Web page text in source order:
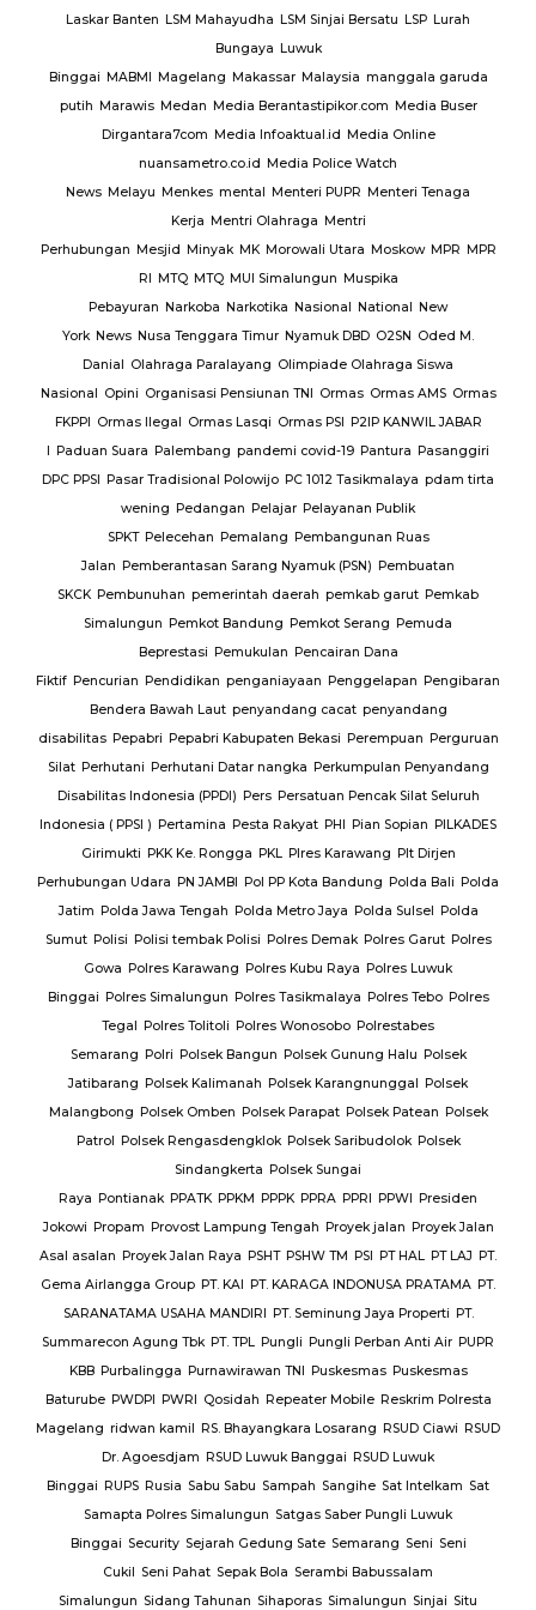
Laskar Banten LSM Mahayudha LSM Sinjai Bersatu LSP Lurah
Bungaya Luwuk
Binggai MABMI Magelang Makassar Malaysia manggala garuda
putih Marawis Medan Media Berantastipikor.com Media Buser
Dirgantara7com Media Infoaktual.id Media Online
nuansametro.co.id Media Police Watch
News Melayu Menkes mental Menteri PUPR Menteri Tenaga
Kerja Mentri Olahraga Mentri
Perhubungan Mesjid Minyak MK Morowali Utara Moskow MPR MPR
RI MTQ MTQ MUI Simalungun Muspika
Pebayuran Narkoba Narkotika Nasional National New
York News Nusa Tenggara Timur Nyamuk DBD O2SN Oded M.
Danial Olahraga Paralayang Olimpiade Olahraga Siswa
Nasional Opini Organisasi Pensiunan TNI Ormas Ormas AMS Ormas
FKPPI Ormas Ilegal Ormas Lasqi Ormas PSI P2IP KANWIL JABAR
I Paduan Suara Palembang pandemi covid-19 Pantura Pasanggiri
DPC PPSI Pasar Tradisional Polowijo PC 1012 Tasikmalaya pdam tirta
wening Pedangan Pelajar Pelayanan Publik
SPKT Pelecehan Pemalang Pembangunan Ruas
Jalan Pemberantasan Sarang Nyamuk (PSN) Pembuatan
SKCK Pembunuhan pemerintah daerah pemkab garut Pemkab
Simalungun Pemkot Bandung Pemkot Serang Pemuda
Beprestasi Pemukulan Pencairan Dana
Fiktif Pencurian Pendidikan penganiayaan Penggelapan Pengibaran
Bendera Bawah Laut penyandang cacat penyandang
disabilitas Pepabri Pepabri Kabupaten Bekasi Perempuan Perguruan
Silat Perhutani Perhutani Datar nangka Perkumpulan Penyandang
Disabilitas Indonesia (PPDI) Pers Persatuan Pencak Silat Seluruh
Indonesia ( PPSI ) Pertamina Pesta Rakyat PHI Pian Sopian PILKADES
Girimukti PKK Ke. Rongga PKL Plres Karawang Plt Dirjen
Perhubungan Udara PN JAMBI Pol PP Kota Bandung Polda Bali Polda
Jatim Polda Jawa Tengah Polda Metro Jaya Polda Sulsel Polda
Sumut Polisi Polisi tembak Polisi Polres Demak Polres Garut Polres
Gowa Polres Karawang Polres Kubu Raya Polres Luwuk
Binggai Polres Simalungun Polres Tasikmalaya Polres Tebo Polres
Tegal Polres Tolitoli Polres Wonosobo Polrestabes
Semarang Polri Polsek Bangun Polsek Gunung Halu Polsek
Jatibarang Polsek Kalimanah Polsek Karangnunggal Polsek
Malangbong Polsek Omben Polsek Parapat Polsek Patean Polsek
Patrol Polsek Rengasdengklok Polsek Saribudolok Polsek
Sindangkerta Polsek Sungai
Raya Pontianak PPATK PPKM PPPK PPRA PPRI PPWI Presiden
Jokowi Propam Provost Lampung Tengah Proyek jalan Proyek Jalan
Asal asalan Proyek Jalan Raya PSHT PSHW TM PSI PT HAL PT LAJ PT.
Gema Airlangga Group PT. KAI PT. KARAGA INDONUSA PRATAMA PT.
SARANATAMA USAHA MANDIRI PT. Seminung Jaya Properti PT.
Summarecon Agung Tbk PT. TPL Pungli Pungli Perban Anti Air PUPR
KBB Purbalingga Purnawirawan TNI Puskesmas Puskesmas
Baturube PWDPI PWRI Qosidah Repeater Mobile Reskrim Polresta
Magelang ridwan kamil RS. Bhayangkara Losarang RSUD Ciawi RSUD
Dr. Agoesdjam RSUD Luwuk Banggai RSUD Luwuk
Binggai RUPS Rusia Sabu Sabu Sampah Sangihe Sat Intelkam Sat
Samapta Polres Simalungun Satgas Saber Pungli Luwuk
Binggai Security Sejarah Gedung Sate Semarang Seni Seni
Cukil Seni Pahat Sepak Bola Serambi Babussalam
Simalungun Sidang Tahunan Sihaporas Simalungun Sinjai Situ